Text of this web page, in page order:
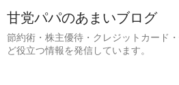
甘党パパのあまいブログ
節約術・株主優待・クレジットカード
ど役立つ情報を発信しています。